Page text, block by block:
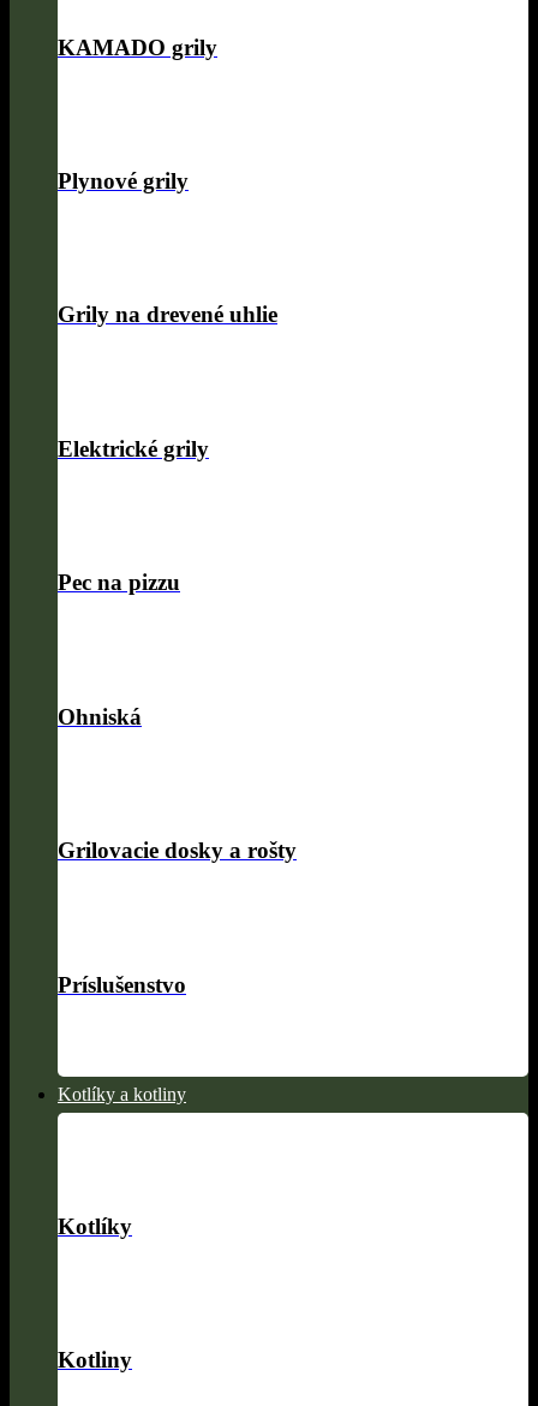
KAMADO grily
Plynové grily
Grily na drevené uhlie
Elektrické grily
Pec na pizzu
Ohniská
Grilovacie dosky a rošty
Príslušenstvo
Kotlíky a kotliny
Kotlíky
Kotliny